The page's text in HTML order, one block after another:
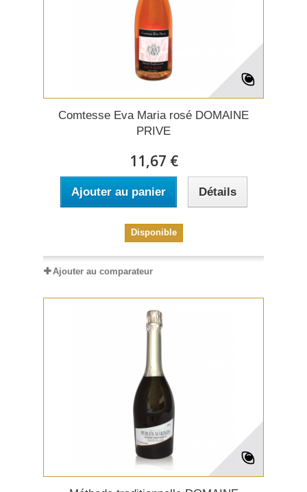
Comtesse Eva Maria rosé DOMAINE
PRIVE
11,67 €
Ajouter au panier Détails
Disponible
Ajouter au comparateur